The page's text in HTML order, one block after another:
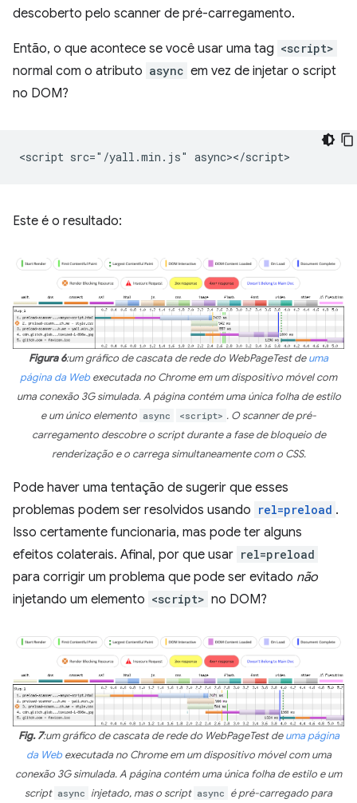
descoberto pelo scanner de pré-carregamento.
Então, o que acontece se você usar uma tag <script>
normal com o atributo async em vez de injetar o script
no DOM?
Este é o resultado:
Figura 6:um gráfico de cascata de rede do WebPageTest deuma
página da Webexecutada no Chrome em um dispositivo móvel com
uma conexão 3G simulada. A página contém uma única folha de estilo
e um único elemento async <script> . O scanner de pré-
carregamento descobre o script durante a fase de bloqueio de
renderização e o carrega simultaneamente com o CSS.
Pode haver uma tentação de sugerir que esses
problemas podem ser resolvidos usando rel=preload .
Isso certamente funcionaria, mas pode ter alguns
efeitos colaterais. Afinal, por que usar rel=preload
para corrigir um problema que pode ser evitado não
injetando um elemento <script> no DOM?
Fig. 7:um gráfico de cascata de rede do WebPageTest deuma página
da Webexecutada no Chrome em um dispositivo móvel com uma
conexão 3G simulada. A página contém uma única folha de estilo e um
script async injetado, mas o script async é pré-carregado para